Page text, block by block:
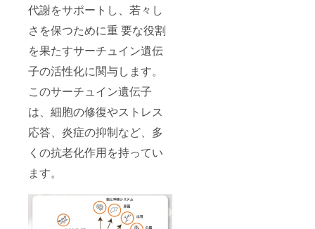
代謝をサポートし、若々し
さを保つために重 要な役割
を果たすサーチュイン遺伝
子の活性化に関与します。
このサーチュイン遺伝子
は、細胞の修復やストレス
応答、炎症の抑制など、多
くの抗老化作用を持ってい
ます。